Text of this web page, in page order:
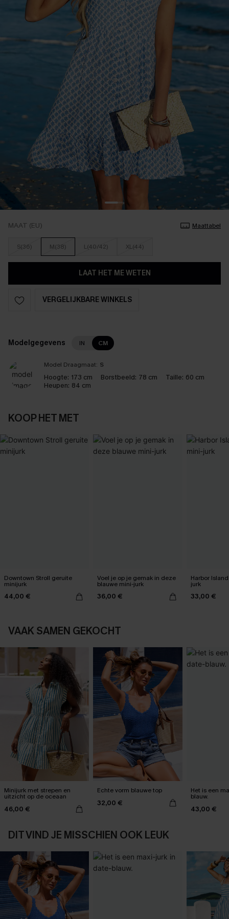
MAAT (EU) Maattabel
S(36) M(38) L(40/42) XL(44)
LAAT HET ME WETEN
VERGELIJKBARE WINKELS
Modelgegevens IN CM
Model Draagmaat: S
Hoogte: 173 cm Borstbeeld: 78 cm Taille: 60 cm
Heupen: 84 cm
KOOP HET MET
Downtown Stroll geruite
minijurk
44,00 €
Voel je op je gemak in deze
blauwe mini-jurk
36,00 €
Harbor
jurk
33,00 €
VAAK SAMEN GEKOCHT
Minijurk met strepen en
uitzicht op de oceaan
46,00 €
Echte vorm blauwe top
32,00 €
Het is een
blauw.
43,00 €
DIT VIND JE MISSCHIEN OOK LEUK